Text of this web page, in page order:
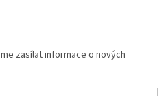
zasílat informace o nových